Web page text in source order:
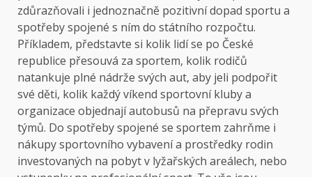
zdůrazňovali i jednoznačně pozitivní dopad sportu a
spotřeby spojené s ním do státního rozpočtu.
Příkladem, představte si kolik lidí se po České
republice přesouvá za sportem, kolik rodičů
natankuje plné nádrže svých aut, aby jeli podpořit
své děti, kolik každý víkend sportovní kluby a
organizace objednají autobusů na přepravu svých
týmů. Do spotřeby spojené se sportem zahrňme i
nákupy sportovního vybavení a prostředky rodin
investovaných na pobyt v lyžařských areálech, nebo